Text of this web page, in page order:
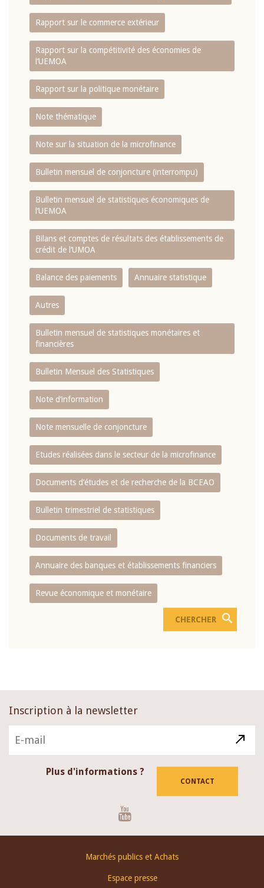
Rapport sur le commerce extérieur
Rapport sur la compétitivité des économies de
l‘UEMOA
Rapport sur la politique monétaire
Note thématique
Note sur la situation de la microfinance
Bulletin mensuel de conjoncture (interrompu)
Bulletin mensuel de statistiques économiques de
l‘UEMOA
Bilans et comptes de résultats des établissements de
crédit de l‘UMOA
Balance des paiements Annuaire statistique
Autres
Bulletin mensuel de statistiques monétaires et
financières
Bulletin Mensuel des Statistiques
Note d’information
Note mensuelle de conjoncture
Etudes réalisées dans le secteur de la microfinance
Documents d’études et de recherche de la BCEAO
Bulletin trimestriel de statistiques
Documents de travail
Annuaire des banques et établissements financiers
Revue économique et monétaire
Inscription à la newsletter
Plus d'informations ?
CONTACT
Marchés publics et Achats
Espace presse